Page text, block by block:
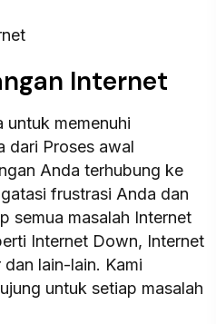
Internet
untuk memenuhi
dari Proses awal
Anda terhubung ke
frustrasi Anda dan
semua masalah Internet
Internet Down, Internet
lain-lain. Kami
untuk setiap masalah